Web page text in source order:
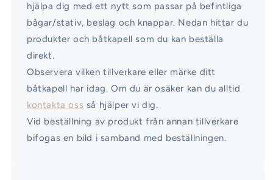
hjälpa dig med ett nytt som passar på befintliga
bågar/stativ, beslag och knappar. Nedan hittar du
produkter och båtkapell som du kan beställa
direkt.
Observera vilken tillverkare eller märke ditt
båtkapell har idag. Om du är osäker kan du alltid
kontakta oss så hjälper vi dig.
Vid beställning av produkt från annan tillverkare
bifogas en bild i samband med beställningen.